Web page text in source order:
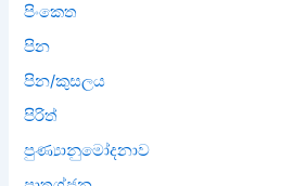
පිංකෙත
පින
පින/කුසලය
පිරිත්
පුණ්‍යානුමෝදනාව